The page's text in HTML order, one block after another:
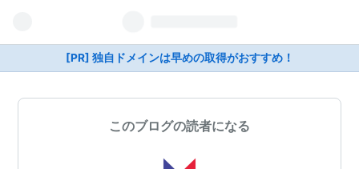
[PR] 独自ドメインは早めの取得がおすすめ！
このブログの読者になる